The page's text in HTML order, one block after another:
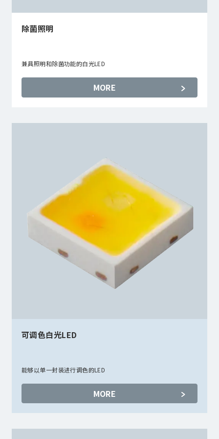
除菌照明
兼具照明和除菌功能的白光LED
MORE
可调色白光LED
能够以单一封装进行调色的LED
MORE